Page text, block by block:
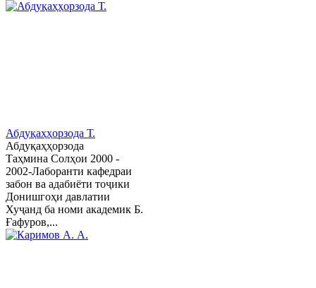
Абдуқаҳҳорзода Т.
Абдуқаҳҳорзода
Таҳмина Солҳои 2000 -
2002-Лаборанти кафедраи
забон ва адабиёти тоҷики
Донишгоҳи давлатии
Хуҷанд ба номи академик Б.
Ғафуров,...